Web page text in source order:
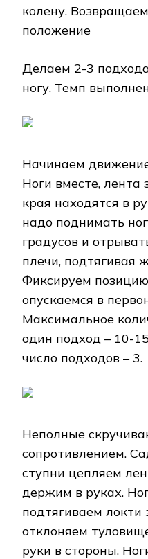
колену.
положение
Делаем 2-3
ногу. Темп
Начинаем
Ноги вместе, лента
края находятся в
надо поднимать
градусов и
плечи, подтягивая
Фиксируем
опускаемся в
Максимальное
один подход – 10-
число подходов – 3.
Неполные
сопротивлением.
ступни цепляем
держим в руках.
подтягиваем локти
отклоняем
руки в стороны.